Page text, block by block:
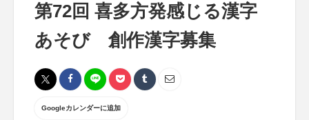
第72回 喜多方発感じる漢字
あそび 創作漢字募集
Googleカレンダーに追加